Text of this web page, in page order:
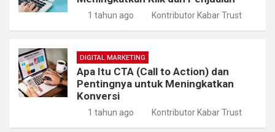
1 tahun ago Kontributor Kabar Trust
DIGITAL MARKETING
Apa Itu CTA (Call to Action) dan
Pentingnya untuk Meningkatkan
Konversi
1 tahun ago Kontributor Kabar Trust